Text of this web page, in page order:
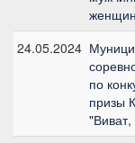
24.05.2024
по
призы